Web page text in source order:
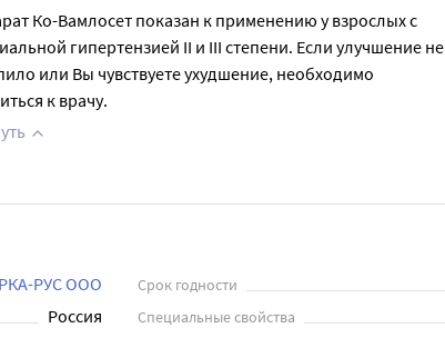
Ко-Вамлосет показан к применению у взрослых с
гипертензией II и III степени. Если улучшение не
или Вы чувствуете ухудшение, необходимо
к врачу.
РУС ООО Срок годности
Россия Специальные свойства